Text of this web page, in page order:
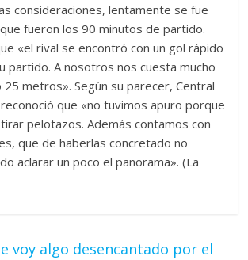
consideraciones, lentamente se fue
fueron los 90 minutos de partido.
«el rival se encontró con un gol rápido
partido. A nosotros nos cuesta mucho
metros». Según su parecer, Central
que «no tuvimos apuro porque
pelotazos. Además contamos con
que de haberlas concretado no
aclarar un poco el panorama». (La
voy algo desencantado por el